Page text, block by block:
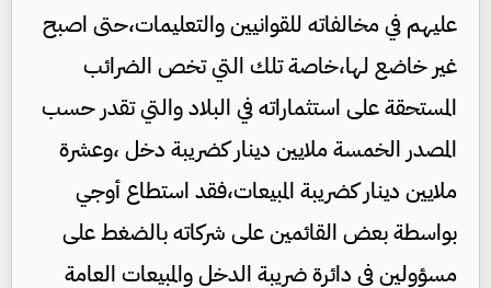
عليهم في مخالفاته للقوانيين والتعليمات،حتى اصبح
غير خاضع لها،خاصة تلك التي تخص الضرائب
المستحقة على استثماراته في البلاد والتي تقدر حسب
المصدر الخمسة ملايين دينار كضريبة دخل ،وعشرة
ملايين دينار كضريبة المبيعات،فقد استطاع أوجي
بواسطة بعض القائمين على شركاته بالضغط على
مسؤولين في دائرة ضريبة الدخل والمبيعات العامة